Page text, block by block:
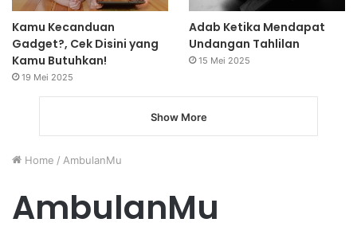
Home / AmbulanMu
AmbulanMu
Kamu Kecanduan
Gadget?, Cek Disini yang
Kamu Butuhkan!
19 Mei 2025
Adab Ketika Mendapat
Undangan Tahlilan
15 Mei 2025
Show More